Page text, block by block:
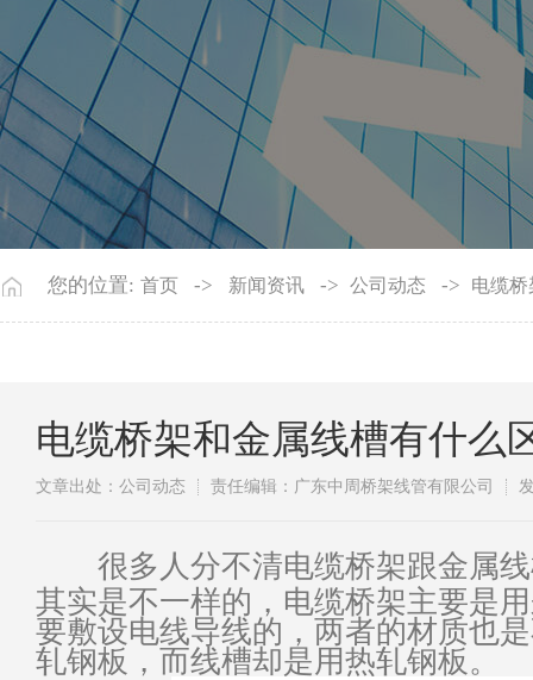
您的位置: 首页 -> 新闻资讯 -> 公司动态 -> 电缆
电缆桥架和金属线槽有什么
文章出处：公司动态 责任编辑：广东中周桥架线管有限公司
很多人分不清电缆桥架跟金属线
其实是不一样的，电缆桥架主要是
要敷设电线导线的，两者的材质也
轧钢板，而线槽却是用热轧钢板。